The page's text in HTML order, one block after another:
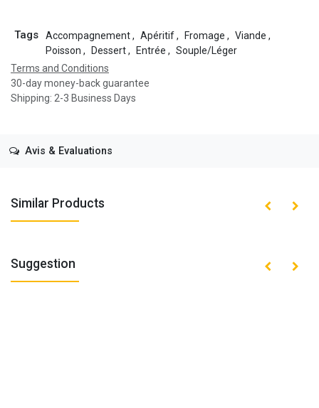
Tags Accompagnement, Apéritif, Fromage , Viande ,
Poisson , Dessert, Entrée , Souple/Léger
Terms and Conditions
30-day money-back guarantee
Shipping: 2-3 Business Days
Avis & Evaluations
Similar Products
Suggestion